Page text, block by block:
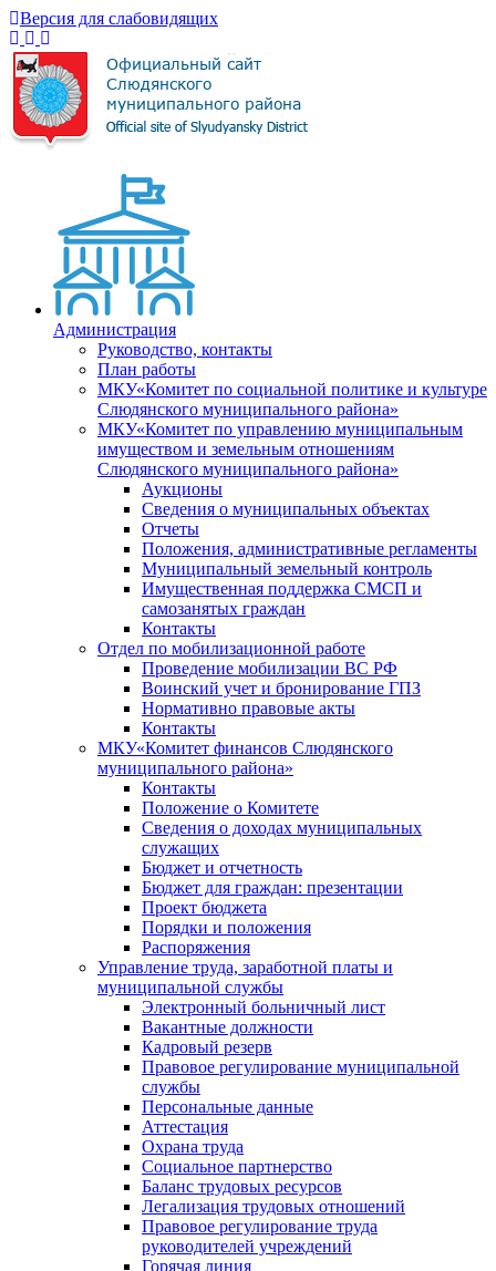
Версия для слабовидящих
Администрация
Руководство, контакты
План работы
МКУ«Комитет по социальной политике и культуре
Слюдянского муниципального района»
МКУ«Комитет по управлению муниципальным
имуществом и земельным отношениям
Слюдянского муниципального района»
Аукционы
Сведения о муниципальных объектах
Отчеты
Положения, административные регламенты
Муниципальный земельный контроль
Имущественная поддержка СМСП и
самозанятых граждан
Контакты
Отдел по мобилизационной работе
Проведение мобилизации ВС РФ
Воинский учет и бронирование ГПЗ
Нормативно правовые акты
Контакты
МКУ«Комитет финансов Слюдянского
муниципального района»
Контакты
Положение о Комитете
Сведения о доходах муниципальных
служащих
Бюджет и отчетность
Бюджет для граждан: презентации
Проект бюджета
Порядки и положения
Распоряжения
Управление труда, заработной платы и
муниципальной службы
Электронный больничный лист
Вакантные должности
Кадровый резерв
Правовое регулирование муниципальной
службы
Персональные данные
Аттестация
Охрана труда
Социальное партнерство
Баланс трудовых ресурсов
Легализация трудовых отношений
Правовое регулирование труда
руководителей учреждений
Горячая линия